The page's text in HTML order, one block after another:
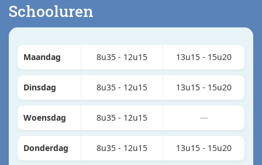
Schooluren
Maandag 8u35 - 12u15 13u15 - 15u20
Dinsdag 8u35 - 12u15 13u15 - 15u20
Woensdag 8u35 - 12u15 —
Donderdag 8u35 - 12u15 13u15 - 15u20